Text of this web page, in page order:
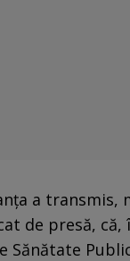
a transmis,
de presă, că,
Sănătate